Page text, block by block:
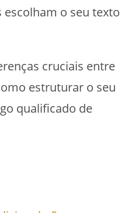
o seu texto
cruciais entre
estruturar o seu
qualificado de